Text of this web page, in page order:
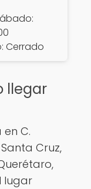
Cerrado
llegar
C.
Cruz,
lugar